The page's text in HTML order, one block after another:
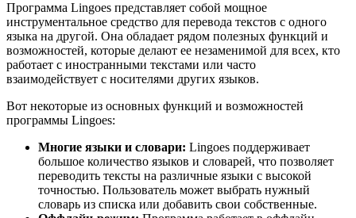
Программа Lingoes представляет собой мощное
инструментальное средство для перевода текстов с одного
языка на другой. Она обладает рядом полезных функций и
возможностей, которые делают ее незаменимой для всех, кто
работает с иностранными текстами или часто
взаимодействует с носителями других языков.
Вот некоторые из основных функций и возможностей
программы Lingoes:
Многие языки и словари: Lingoes поддерживает
большое количество языков и словарей, что позволяет
переводить тексты на различные языки с высокой
точностью. Пользователь может выбрать нужный
словарь из списка или добавить свои собственные.